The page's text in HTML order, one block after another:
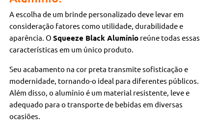
A escolha de um brinde personalizado deve levar em
consideração fatores como utilidade, durabilidade e
aparência. OSqueeze Black Alumínio reúne todas essas
características em um único produto.
Seu acabamento na cor preta transmite sofisticação e
modernidade, tornando-o ideal para diferentes públicos.
Além disso, o alumínio é um material resistente, leve e
adequado para o transporte de bebidas em diversas
ocasiões.